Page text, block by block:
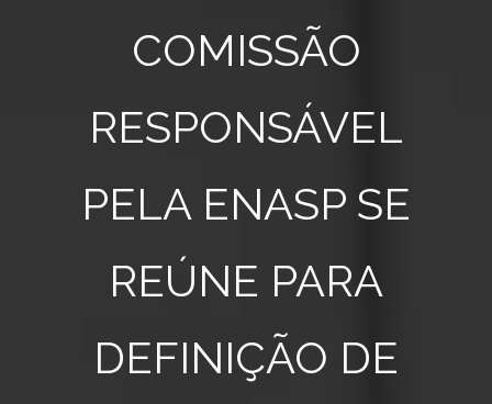
COMISSÃO
RESPONSÁVEL
PELA ENASP SE
REÚNE PARA
DEFINIÇÃO DE